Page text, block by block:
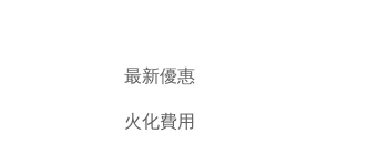
最新優惠
火化費用